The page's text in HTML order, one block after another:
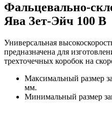
Фальцевально-
Ява Зет-Эйч 100 В
Универсальная
предназначена для
трехточечных коробок на
Максимальный размер
мм.
Минимальный размер